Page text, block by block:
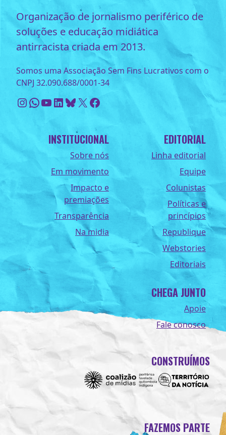
Organização de jornalismo periférico de
soluções e educação midiática
antirracista criada em 2013.
Somos uma Associação Sem Fins Lucrativos com o
CNPJ 32.090.688/0001-34
Instagram
WhatsApp
Youtube
LinkedIn
Bluesky
X Facebook
INSTITUCIONAL
Sobre nós
Em movimento
Impacto e
premiações
Transparência
Na midia
EDITORIAL
Linha editorial
Equipe
Colunistas
Políticas e
princípios
Republique
Webstories
Editoriais
CHEGA JUNTO
Apoie
Fale conosco
CONSTRUÍMOS
FAZEMOS PARTE